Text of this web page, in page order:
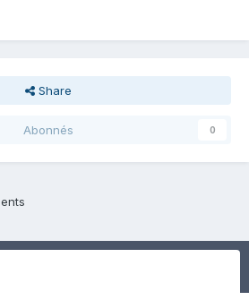
Share
Abonnés 0